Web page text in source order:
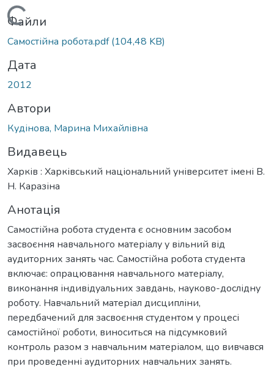
Вантажиться...
Файли
Самостійна робота.pdf(104,48 KB)
Дата
2012
Автори
Кудінова, Марина Михайлівна
Видавець
Харків : Харківський національний університет імені В.
Н. Каразіна
Анотація
Самостійна робота студента є основним засобом
засвоєння навчального матеріалу у вільний від
аудиторних занять час. Самостійна робота студента
включає: опрацювання навчального матеріалу,
виконання індивідуальних завдань, науково-дослідну
роботу. Навчальний матеріал дисципліни,
передбачений для засвоєння студентом у процесі
самостійної роботи, виноситься на підсумковий
контроль разом з навчальним матеріалом, що вивчався
при проведенні аудиторних навчальних занять.